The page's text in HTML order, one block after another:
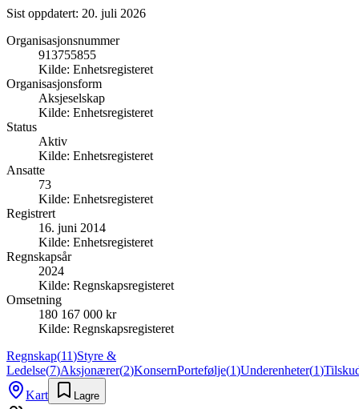
Sist oppdatert: 20. juli 2026
Organisasjonsnummer
913755855
Kilde: Enhetsregisteret
Organisasjonsform
Aksjeselskap
Kilde: Enhetsregisteret
Status
Aktiv
Kilde: Enhetsregisteret
Ansatte
73
Kilde: Enhetsregisteret
Registrert
16. juni 2014
Kilde: Enhetsregisteret
Regnskapsår
2024
Kilde: Regnskapsregisteret
Omsetning
180 167 000 kr
Kilde: Regnskapsregisteret
Regnskap(11)Styre &
Ledelse(7)Aksjonærer(2)KonsernPortefølje(1)Underenheter(1)
Kart
Lagre